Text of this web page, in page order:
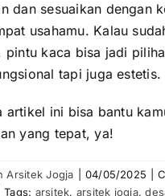
dan sesuaikan dengan
usahamu. Kalau
pintu kaca bisa jadi
tapi juga estetis.
artikel ini bisa bantu
yang tepat, ya!
Arsitek Jogja 04/05/2025
Tags: arsitek, arsitek jogja,